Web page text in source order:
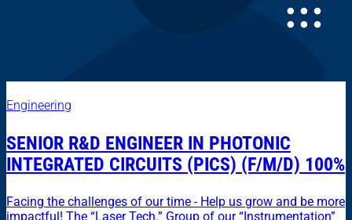
Engineering
SENIOR R&D ENGINEER IN PHOTONIC
INTEGRATED CIRCUITS (PICS) (F/M/D) 100%
Facing the challenges of our time - Help us grow and be more
impactful! The “Laser Tech.” Group of our “Instrumentation”